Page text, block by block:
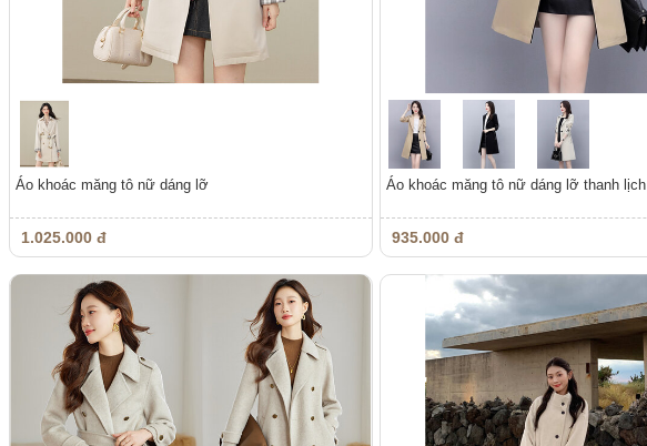
Áo khoác măng tô nữ dáng lỡ
1.025.000 đ
Áo khoác măng tô nữ dáng lỡ thanh lịch
935.000 đ